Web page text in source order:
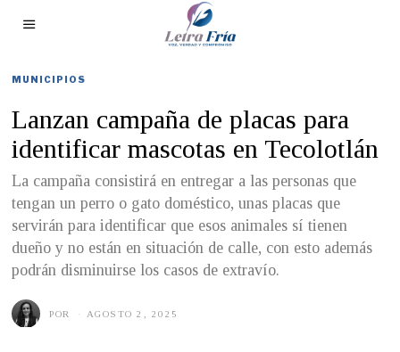
MUNICIPIOS
Lanzan campaña de placas para
identificar mascotas en Tecolotlán
La campaña consistirá en entregar a las personas que
tengan un perro o gato doméstico, unas placas que
servirán para identificar que esos animales sí tienen
dueño y no están en situación de calle, con esto además
podrán disminuirse los casos de extravío.
POR AGOSTO 2, 2025